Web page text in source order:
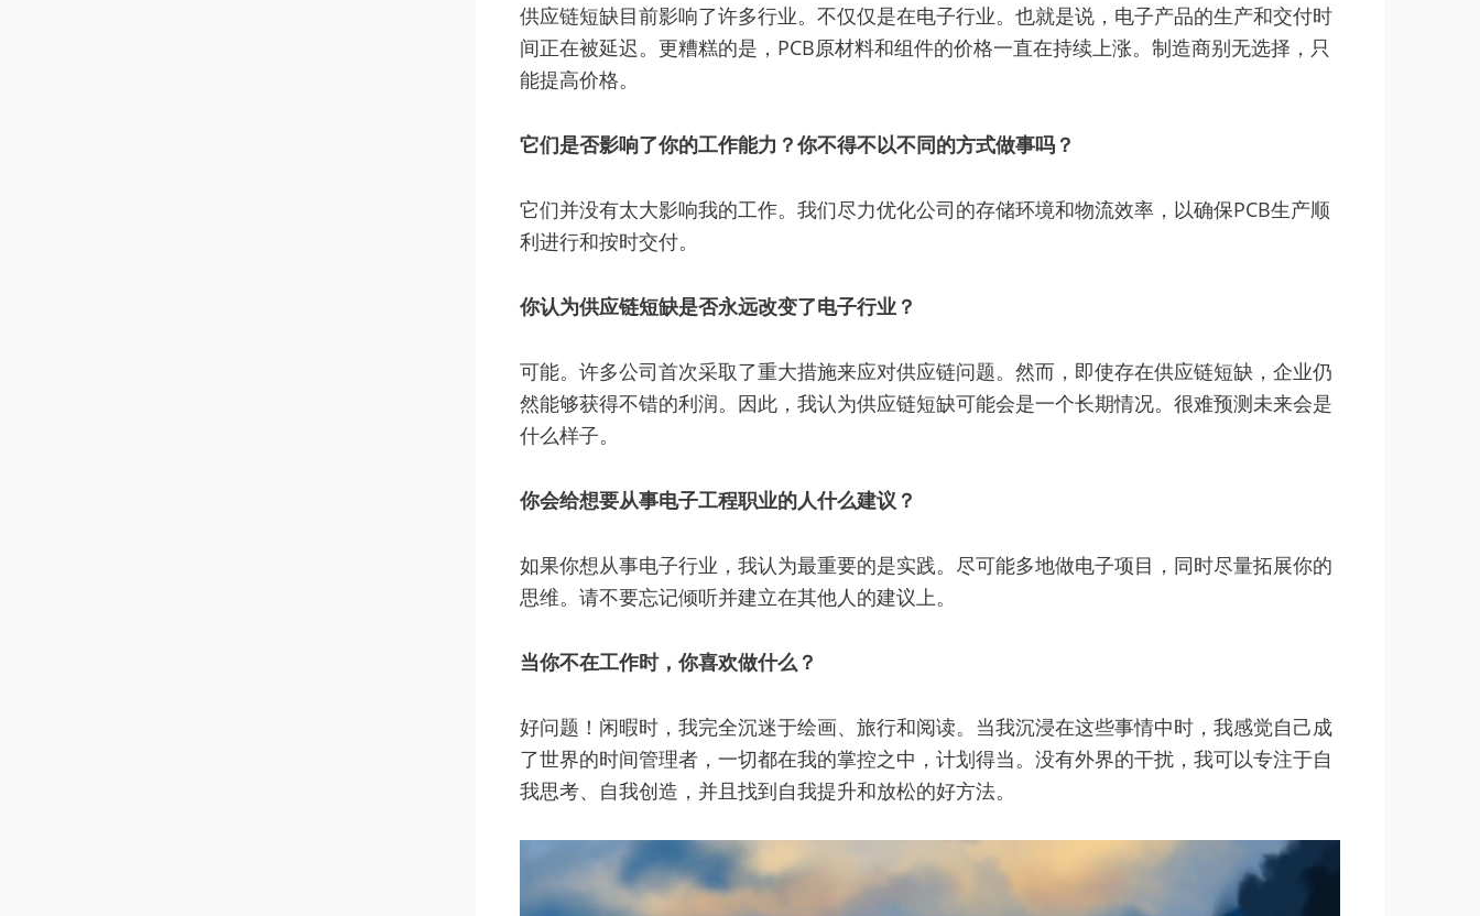
供应链短缺目前影响了许多行业。不仅仅是在电子行业。也就是说，电子产品的生产和交付时
间正在被延迟。更糟糕的是，PCB原材料和组件的价格一直在持续上涨。制造商别无选择，只
能提高价格。
它们是否影响了你的工作能力？你不得不以不同的方式做事吗？
它们并没有太大影响我的工作。我们尽力优化公司的存储环境和物流效率，以确保PCB生产顺
利进行和按时交付。
你认为供应链短缺是否永远改变了电子行业？
可能。许多公司首次采取了重大措施来应对供应链问题。然而，即使存在供应链短缺，企业仍
然能够获得不错的利润。因此，我认为供应链短缺可能会是一个长期情况。很难预测未来会是
什么样子。
你会给想要从事电子工程职业的人什么建议？
如果你想从事电子行业，我认为最重要的是实践。尽可能多地做电子项目，同时尽量拓展你的
思维。请不要忘记倾听并建立在其他人的建议上。
当你不在工作时，你喜欢做什么？
好问题！闲暇时，我完全沉迷于绘画、旅行和阅读。当我沉浸在这些事情中时，我感觉自己成
了世界的时间管理者，一切都在我的掌控之中，计划得当。没有外界的干扰，我可以专注于自
我思考、自我创造，并且找到自我提升和放松的好方法。